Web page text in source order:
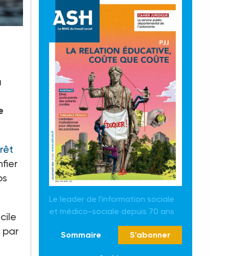
par
Le leader de l'information sociale
et médico-sociale depuis 70 ans
Sommaire S'abonner